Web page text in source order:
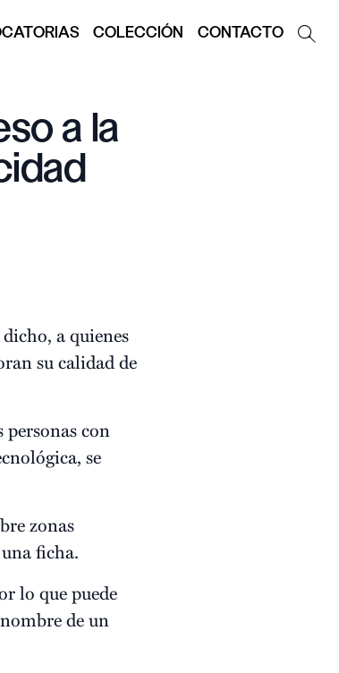
COLECCIÓN CONTACTO
a la
a quienes
su calidad de
personas con
se
zonas
ficha.
lo que puede
de un